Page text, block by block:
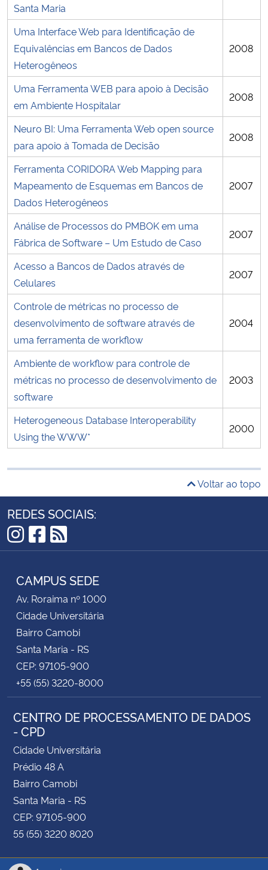
Santa Maria
Uma Interface Web para Identificação de
Equivalências em Bancos de Dados
Heterogêneos
2008
Uma Ferramenta WEB para apoio à Decisão
em Ambiente Hospitalar
2008
Neuro BI: Uma Ferramenta Web open source
para apoio à Tomada de Decisão
2008
Ferramenta CORIDORA Web Mapping para
Mapeamento de Esquemas em Bancos de
Dados Heterogêneos
2007
Análise de Processos do PMBOK em uma
Fábrica de Software – Um Estudo de Caso
2007
Acesso a Bancos de Dados através de
Celulares
2007
Controle de métricas no processo de
desenvolvimento de software através de
uma ferramenta de workflow
2004
Ambiente de workflow para controle de
métricas no processo de desenvolvimento de
software
2003
Heterogeneous Database Interoperability
Using the WWW*
2000
Voltar ao topo
REDES SOCIAIS:
Instagram
Facebook
RSS
CAMPUS SEDE
Av. Roraima nº 1000
Cidade Universitária
Bairro Camobi
Santa Maria - RS
CEP: 97105-900
+55 (55) 3220-8000
CENTRO DE PROCESSAMENTO DE DADOS
- CPD
Cidade Universitária
Prédio 48 A
Bairro Camobi
Santa Maria - RS
CEP: 97105-900
55 (55) 3220 8020